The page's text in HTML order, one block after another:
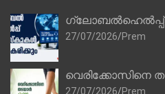
ഗ്ലോബൽഹെൽപ്പ്
27/07/2026 Prem
വെരിക്കോസിനെ
27/07/2026 Prem